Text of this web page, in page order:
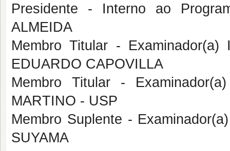
Presidente - Interno ao
ALMEIDA
Membro Titular -
EDUARDO CAPOVILLA
Membro Titular -
MARTINO - USP
Membro Suplente -
SUYAMA